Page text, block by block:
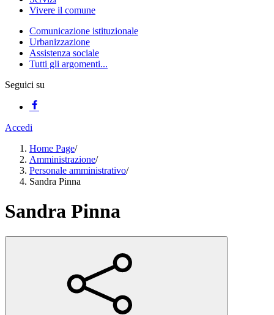
Vivere il comune
Comunicazione istituzionale
Urbanizzazione
Assistenza sociale
Tutti gli argomenti...
Seguici su
Accedi
Home Page/
Amministrazione/
Personale amministrativo/
Sandra Pinna
Sandra Pinna